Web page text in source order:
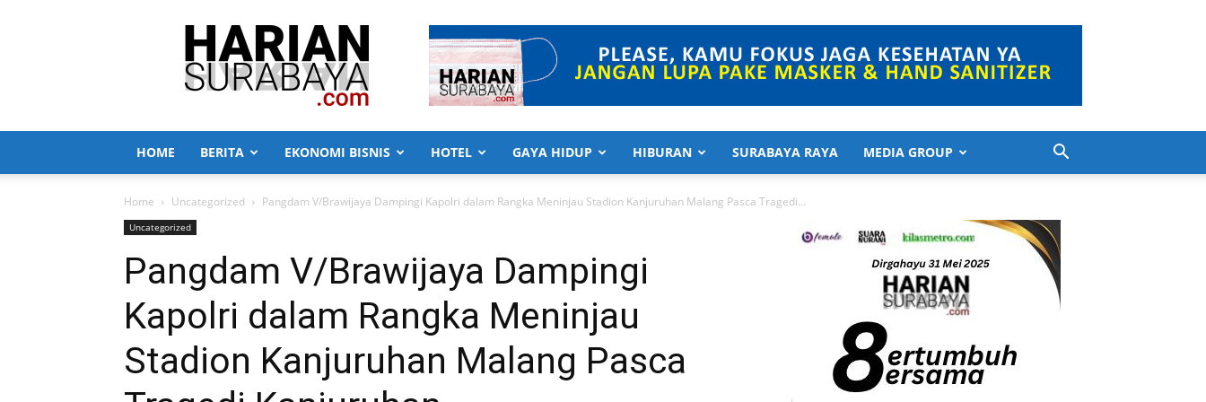
Harian
Surabaya
HOME BERITA EKONOMI BISNIS HOTEL GAYA HIDUP HIBURAN SURABAYA RAYA MEDIA GROUP
Home Uncategorized Pangdam V/Brawijaya Dampingi Kapolri dalam Rangka Meninjau Stadion Kanjuruhan Malang Pasca Tragedi...
Uncategorized
Pangdam V/Brawijaya Dampingi
Kapolri dalam Rangka Meninjau
Stadion Kanjuruhan Malang Pasca